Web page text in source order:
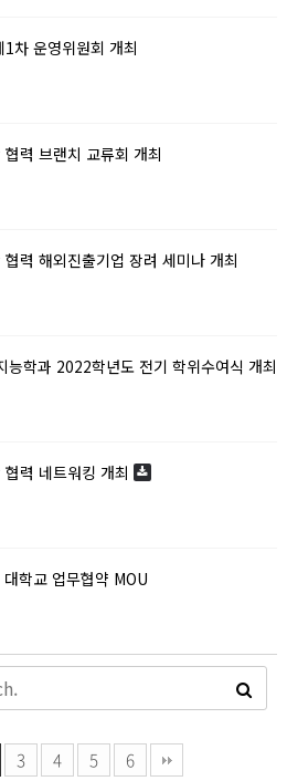
차 운영위원회 개최
력 브랜치 교류회 개최
력 해외진출기업 장려 세미나 개최
학과 2022학년도 전기 학위수여식 개최
력 네트워킹 개최
학교 업무협약 MOU
3 4 5 6